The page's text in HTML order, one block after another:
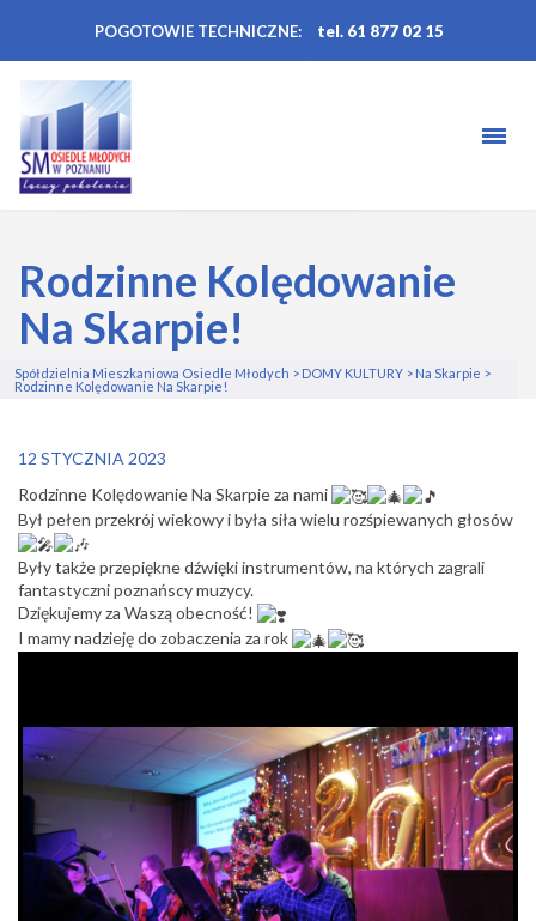
POGOTOWIE TECHNICZNE: tel. 61 877 02 15
Rodzinne Kolędowanie
Na Skarpie!
Spółdzielnia Mieszkaniowa Osiedle Młodych > DOMY KULTURY > Na Skarpie >
Rodzinne Kolędowanie Na Skarpie!
12 STYCZNIA 2023
Rodzinne Kolędowanie Na Skarpie za nami
Był pełen przekrój wiekowy i była siła wielu rozśpiewanych głosów
Były także przepiękne dźwięki instrumentów, na których zagrali
fantastyczni poznańscy muzycy.
Dziękujemy za Waszą obecność!
I mamy nadzieję do zobaczenia za rok